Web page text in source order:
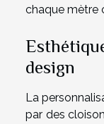
chaque mètre
design
La
par des